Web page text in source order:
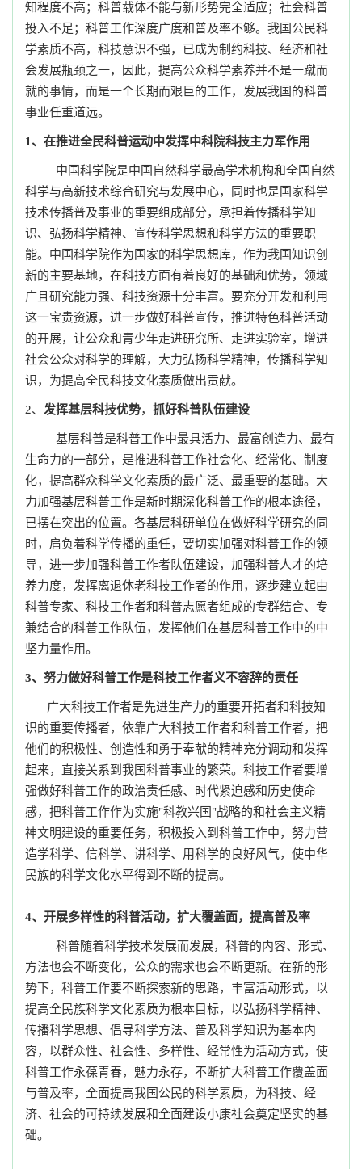
知程度不高；科普载体不能与新形势完全适应；社会科普
投入不足； 科普工作深度广度和普及率不够。我国公民科
学素质不高，科技意识不强，已成为制约科技、经济和社
会发展瓶颈之一，因此，提高公众科学素养并不是一蹴而
就的事情，而是一个长期而艰巨的工作，发展我国的科普
事业任重道远。
1、 在推进全民科普运动中发挥中科院科技主力军作用
中国科学院是中国自然科学最高学术机构和全国自然
科学与高新技术综合研究与发展中心，同时也是国家科学
技术传播普及事业的重要组成部分，承担着传播科学知
识、 弘扬科学精神、宣传科学思想和科学方法的重要职
能。 中国科学院作为国家的科学思想库，作为我国知识创
新的主要基地， 在科技方面有着良好的基础和优势，领域
广且研究能力强、科技资源十分丰富。要充分开发和利用
这一宝贵资源， 进一步做好科普宣传，推进特色科普活动
的开展， 让公众和青少年走进研究所、走进实验室，增进
社会公众对科学的理解，大力弘扬科学精神，传播科学知
识，为提高全民科技文化素质做出贡献。
2、 发挥基层科技优势， 抓好科普队伍建设
基层科普是科普工作中最具活力、最富创造力、最有
生命力的一部分，是推进科普工作社会化、经常化、制度
化，提高群众科学文化素质的最广泛、最重要的基础。 大
力加强基层科普工作是新时期深化科普工作的根本途径，
已摆在突出的位置。各基层科研单位在做好科学研究的同
时， 肩负着科学传播的重任， 要切实加强对科普工作的领
导，进一步加强科普工作者队伍建设，加强科普人才的培
养力度，发挥离退休老科技工作者的作用，逐步建立起由
科普专家、科技工作者和科普志愿者组成的专群结合、专
兼结合的科普工作队伍， 发挥他们在基层科普工作中的中
坚力量作用。
3、努力做好科普工作是科技工作者义不容辞的责任
广大科技工作者是先进生产力的重要开拓者和科技知
识的重要传播者， 依靠广大科技工作者和科普工作者，把
他们的积极性、创造性和勇于奉献的精神充分调动和发挥
起来，直接关系到我国科普事业的繁荣。科技工作者要增
强做好科普工作的政治责任感、时代紧迫感和历史使命
感， 把科普工作作为实施"科教兴国"战略的和社会主义精
神文明建设的重要任务，积极投入到科普工作中， 努力营
造学科学、信科学、讲科学、用科学的良好风气， 使中华
民族的科学文化水平得到不断的提高。
4、开展多样性的科普活动，扩大覆盖面，提高普及率
科普随着科学技术发展而发展，科普的内容、形式、
方法也会不断变化，公众的需求也会不断更新。 在新的形
势下，科普工作要不断探索新的思路，丰富活动形式，以
提高全民族科学文化素质为根本目标，以弘扬科学精神、
传播科学思想、倡导科学方法、普及科学知识为基本内
容，以群众性、社会性、多样性、经常性为活动方式， 使
科普工作永葆青春，魅力永存， 不断扩大科普工作覆盖面
与普及率， 全面提高我国公民的科学素质，为科技、经
济、社会的可持续发展和全面建设小康社会奠定坚实的基
础。